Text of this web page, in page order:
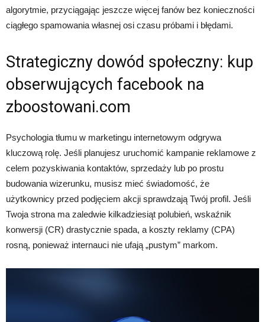
algorytmie, przyciągając jeszcze więcej fanów bez konieczności
ciągłego spamowania własnej osi czasu próbami i błędami.
Strategiczny dowód społeczny: kup
obserwujących facebook na
zboostowani.com
Psychologia tłumu w marketingu internetowym odgrywa
kluczową rolę. Jeśli planujesz uruchomić kampanie reklamowe z
celem pozyskiwania kontaktów, sprzedaży lub po prostu
budowania wizerunku, musisz mieć świadomość, że
użytkownicy przed podjęciem akcji sprawdzają Twój profil. Jeśli
Twoja strona ma zaledwie kilkadziesiąt polubień, wskaźnik
konwersji (CR) drastycznie spada, a koszty reklamy (CPA)
rosną, ponieważ internauci nie ufają „pustym” markom.